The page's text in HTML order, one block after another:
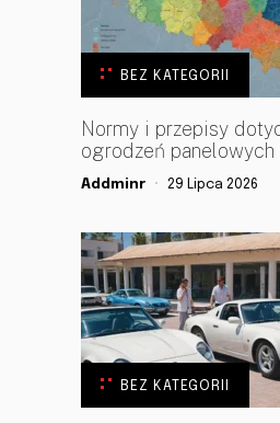
BEZ KATEGORII
Normy i przepisy
ogrodzeń
Addminr 29 Lipca 2026
BEZ KATEGORII